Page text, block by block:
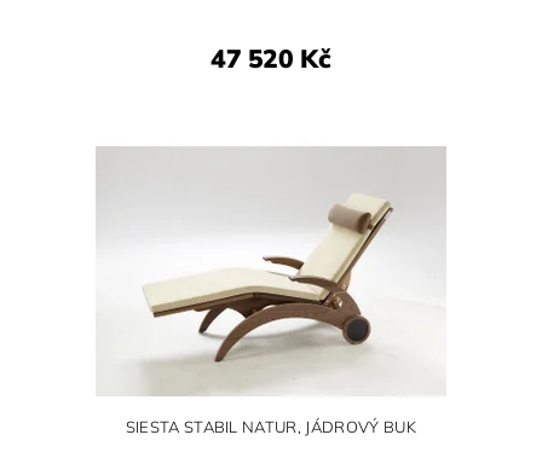
47 520 Kč
SIESTA STABIL NATUR, JÁDROVÝ BUK